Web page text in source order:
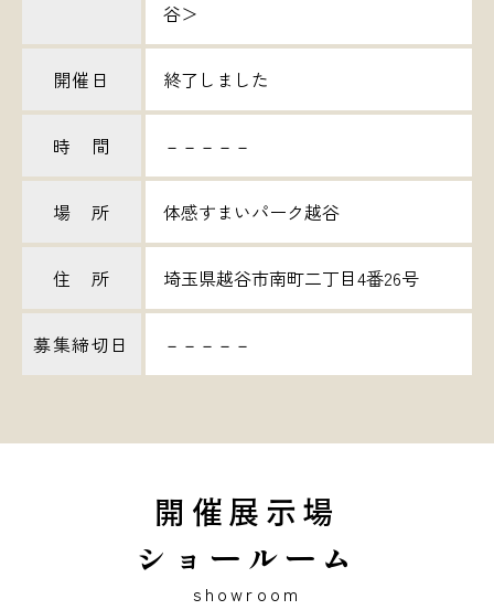
谷＞
開催日 終了しました
時 間 －－－－－
場 所 体感すまいパーク越谷
住 所 埼玉県越谷市南町二丁目4番26号
募集締切日 －－－－－
開催展示場
ショールーム
showroom